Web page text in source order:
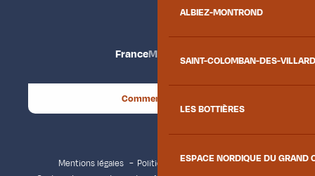
ALBIEZ-MONTROND
SAINT-COLOMBAN-DES-
LES BOTTIÈRES
ESPACE NORDIQUE DU GRAND
FranceMaurienne
Comment venir ?
Mentions légales
Politique de confidentialité